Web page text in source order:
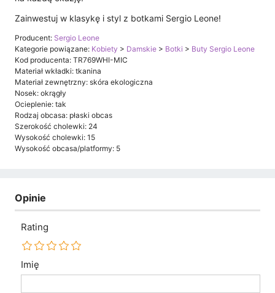
Zainwestuj w klasykę i styl z botkami Sergio Leone!
Producent: Sergio Leone
Kategorie powiązane: Kobiety > Damskie > Botki > Buty Sergio Leone
Kod producenta: TR769WHI-MIC
Materiał wkładki: tkanina
Materiał zewnętrzny: skóra ekologiczna
Nosek: okrągły
Ocieplenie: tak
Rodzaj obcasa: płaski obcas
Szerokość cholewki: 24
Wysokość cholewki: 15
Wysokość obcasa/platformy: 5
Opinie
Rating
Imię